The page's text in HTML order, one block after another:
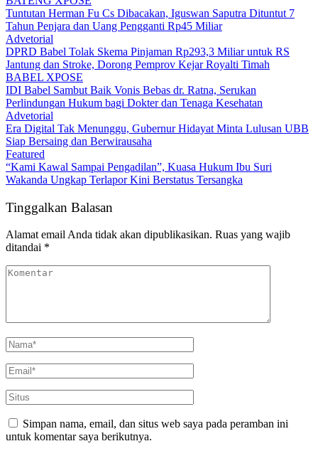
Tuntutan Herman Fu Cs Dibacakan, Iguswan Saputra Dituntut 7
Tahun Penjara dan Uang Pengganti Rp45 Miliar
Advetorial
DPRD Babel Tolak Skema Pinjaman Rp293,3 Miliar untuk RS
Jantung dan Stroke, Dorong Pemprov Kejar Royalti Timah
BABEL XPOSE
IDI Babel Sambut Baik Vonis Bebas dr. Ratna, Serukan
Perlindungan Hukum bagi Dokter dan Tenaga Kesehatan
Advetorial
Era Digital Tak Menunggu, Gubernur Hidayat Minta Lulusan UBB
Siap Bersaing dan Berwirausaha
Featured
“Kami Kawal Sampai Pengadilan”, Kuasa Hukum Ibu Suri
Wakanda Ungkap Terlapor Kini Berstatus Tersangka
Tinggalkan Balasan
Alamat email Anda tidak akan dipublikasikan. Ruas yang wajib
ditandai *
Simpan nama, email, dan situs web saya pada peramban ini
untuk komentar saya berikutnya.